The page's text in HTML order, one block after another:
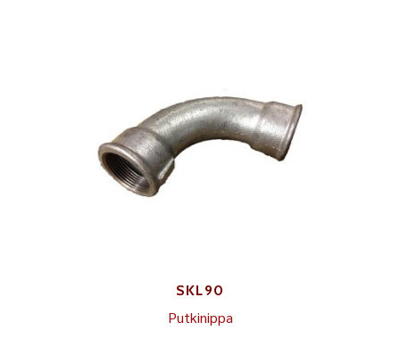
SKL90
Putkinippa